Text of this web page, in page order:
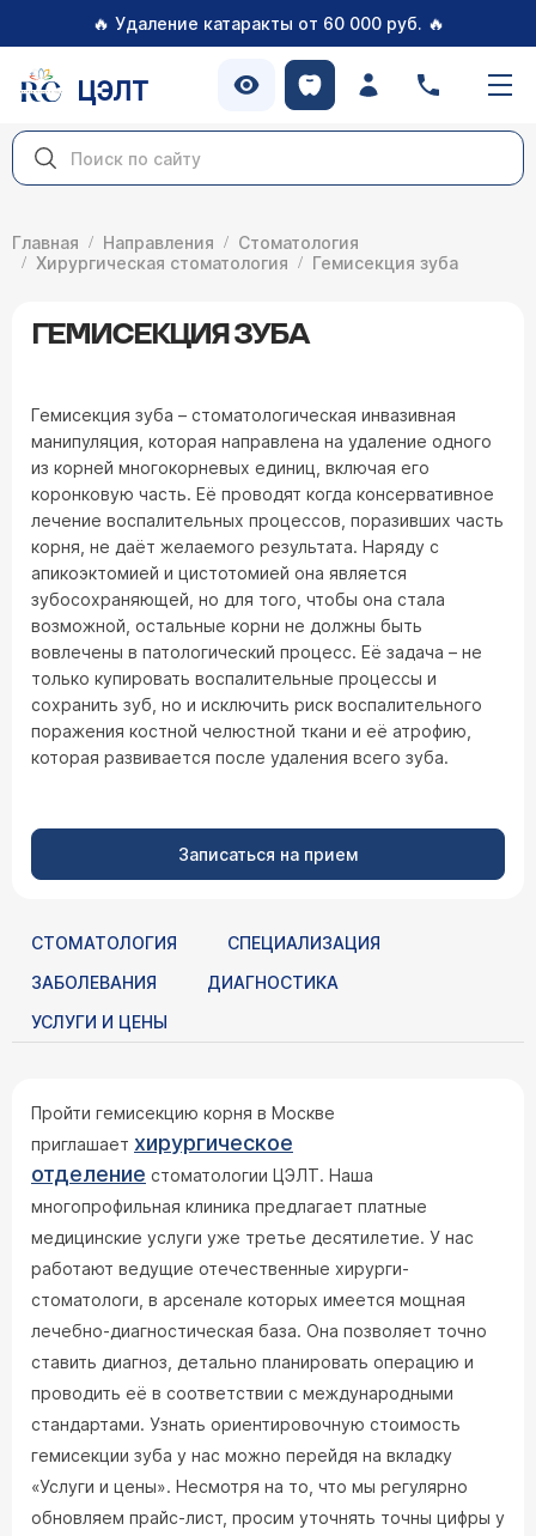
🔥 Удаление катаракты от 60 000 руб. 🔥
ЦЭЛТ
Главная Направления
Стоматология
Хирургическая стоматология
Гемисекция зуба
ГЕМИСЕКЦИЯ ЗУБА
Гемисекция зуба – стоматологическая инвазивная
манипуляция, которая направлена на удаление одного
из корней многокорневых единиц, включая его
коронковую часть. Её проводят когда консервативное
лечение воспалительных процессов, поразивших часть
корня, не даёт желаемого результата. Наряду с
апикоэктомией и цистотомией она является
зубосохраняющей, но для того, чтобы она стала
возможной, остальные корни не должны быть
вовлечены в патологический процесс. Её задача – не
только купировать воспалительные процессы и
сохранить зуб, но и исключить риск воспалительного
поражения костной челюстной ткани и её атрофию,
которая развивается после удаления всего зуба.
Записаться на прием
СТОМАТОЛОГИЯ
СПЕЦИАЛИЗАЦИЯ
ЗАБОЛЕВАНИЯ
ДИАГНОСТИКА
УСЛУГИ И ЦЕНЫ
Пройти гемисекцию корня в Москве
приглашает хирургическое
отделение стоматологии ЦЭЛТ. Наша
многопрофильная клиника предлагает платные
медицинские услуги уже третье десятилетие. У нас
работают ведущие отечественные хирурги-
стоматологи, в арсенале которых имеется мощная
лечебно-диагностическая база. Она позволяет точно
ставить диагноз, детально планировать операцию и
проводить её в соответствии с международными
стандартами. Узнать ориентировочную стоимость
гемисекции зуба у нас можно перейдя на вкладку
«Услуги и цены». Несмотря на то, что мы регулярно
обновляем прайс-лист, просим уточнять точны цифры у